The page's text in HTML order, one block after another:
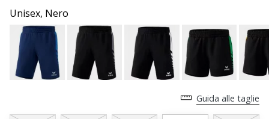
gli
aggiornamenti
tecnici
e
valuta
se
Unisex, Nero
Guida alle taglie